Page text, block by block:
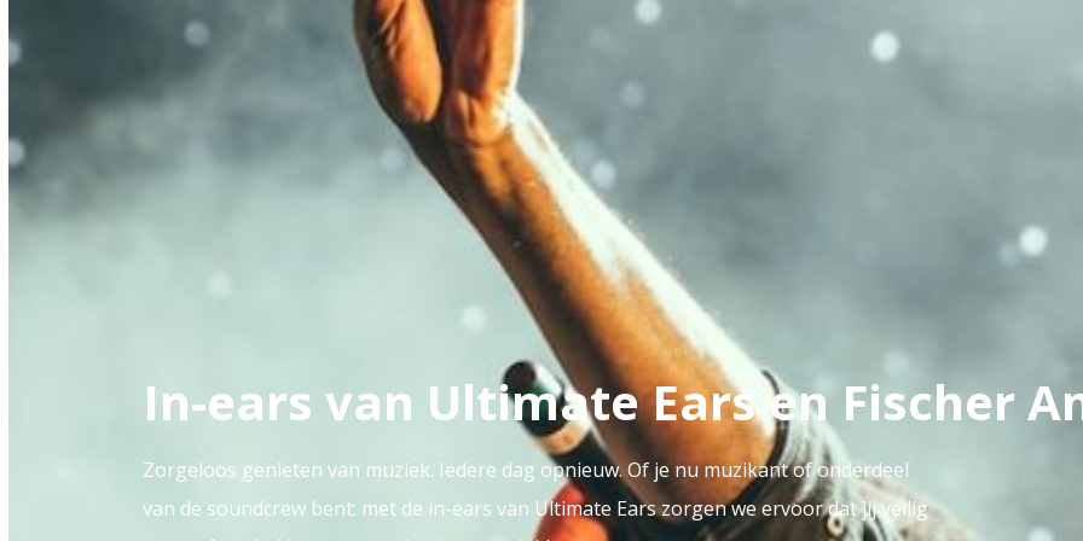
In-ears van Ultimate Ears en Fischer
Zorgeloos genieten van muziek. Iedere dag opnieuw. Of je nu muzikant of onderdeel
van de soundcrew bent: met de in-ears van Ultimate Ears zorgen we ervoor dat jij veilig